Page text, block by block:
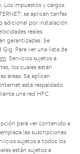
Los impuestos y cargos
se aplican tarifas
adicional por instalación.
reales
garantizadas. Se
Para ver una lista de
. Servicios sujetos a
los cuales están
áreas. Se aplican
está respaldado
una red HFC.
para ver contenido a
las suscripciones
sujetos a todos los
están sujetos a